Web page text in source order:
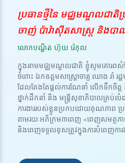
ប្រធានថ្មីនៃ មជ្ឈមណ្ឌលជាតិ
ចាញ់ ប៉ារ៉ាស៊ីតសាស្ត្រ និងប
លោកបណ្ឌិត ហ៊ុយ រ៉េកុល
ក្នុងនាមមជ្ឈមណ្ឌលជាតិ ខ្ញុំសូមគោរពសំ
ចំពោះ ឯកឧត្តមសាស្ត្រាចារ្យ ឈាង រ៉ា រ
ដែលតែងតែផ្តល់ការណែនាំ លើកទឹកចិត្
ថ្នាក់ដឹកនាំ និង មន្ត្រីសុខាភិបាលគ្រប់លំដា
ការងាររបស់ខ្លួនប្រកបដោយគុណភាព ប្
តាមរយៈអភិក្រម៣ពេញ «ពេញសមត្ថភាព
និងពេញទទួលខុសត្រូវក្នុងការបំពេញការ